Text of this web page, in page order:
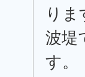
りま
波堤
す。